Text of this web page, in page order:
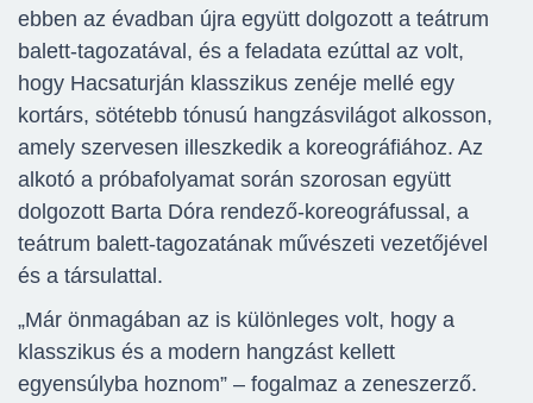
ebben az évadban újra együtt dolgozott a teátrum
balett-tagozatával, és a feladata ezúttal az volt,
hogy Hacsaturján klasszikus zenéje mellé egy
kortárs, sötétebb tónusú hangzásvilágot alkosson,
amely szervesen illeszkedik a koreográfiához. Az
alkotó a próbafolyamat során szorosan együtt
dolgozott Barta Dóra rendező-koreográfussal, a
teátrum balett-tagozatának művészeti vezetőjével
és a társulattal.
„Már önmagában az is különleges volt, hogy a
klasszikus és a modern hangzást kellett
egyensúlyba hoznom” – fogalmaz a zeneszerző.